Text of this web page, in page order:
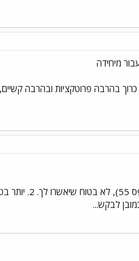
מיחידה
בהרבה פרוטקציות ובהרבה
1. פסילת
לבקש...